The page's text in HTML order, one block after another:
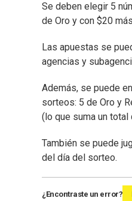
Se deben elegir 5
de Oro y con $20
Las apuestas se
agencias y
Además, se puede
sorteos: 5 de Oro y
(lo que suma un total
También se puede
del día del sorteo.
¿Encontraste un error?